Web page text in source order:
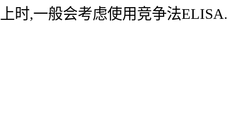
上时,一般会考虑使用竞争法ELISA.